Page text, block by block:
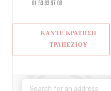
01 53 93 97 00
ΚΆΝΤΕ ΚΡΆΤΗΣΗ
ΤΡΑΠΕΖΙΟΎ